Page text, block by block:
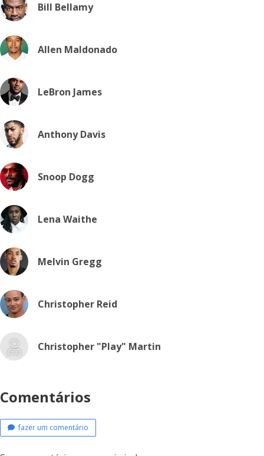
Bill Bellamy
Allen Maldonado
LeBron James
Anthony Davis
Snoop Dogg
Lena Waithe
Melvin Gregg
Christopher Reid
Christopher "Play" Martin
Comentários
fazer um comentário